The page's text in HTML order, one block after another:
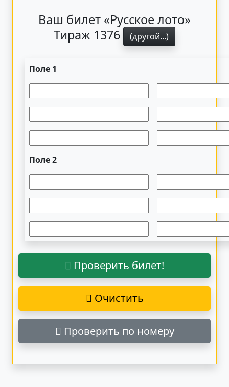
Ваш билет «Русское лото»
Тираж 1376
(другой...)
Поле 1
Поле 2
Проверить билет!
Очистить
Проверить по номеру